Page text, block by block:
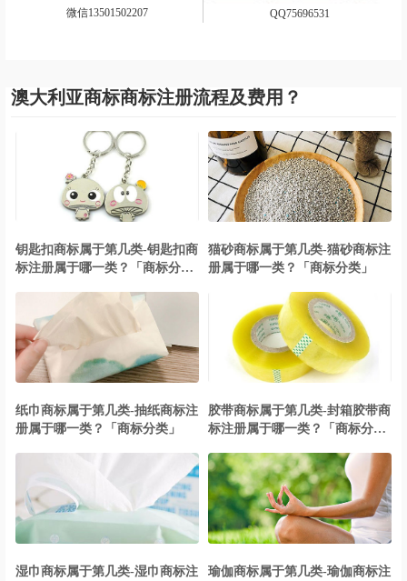
微信13501502207 QQ75696531
澳大利亚商标商标注册流程及费用？
钥匙扣商标属于第几类-钥匙扣商
标注册属于哪一类？「商标分
猫砂商标属于第几类-猫砂商标注
册属于哪一类？「商标分类」
纸巾商标属于第几类-抽纸商标注
册属于哪一类？「商标分类」
胶带商标属于第几类-封箱胶带商
标注册属于哪一类？「商标分
湿巾商标属于第几类-湿巾商标注
瑜伽商标属于第几类-瑜伽商标注